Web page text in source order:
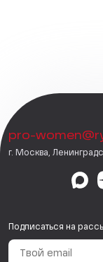
pro-
г. Москва,
Подписаться на